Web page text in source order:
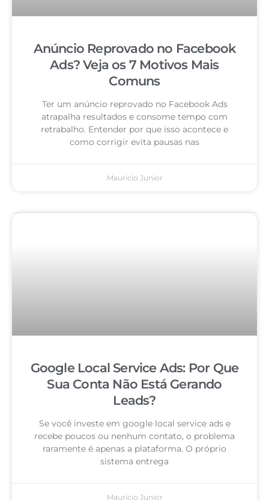
Anúncio Reprovado no Facebook
Ads? Veja os 7 Motivos Mais
Comuns
Ter um anúncio reprovado no Facebook Ads
atrapalha resultados e consome tempo com
retrabalho. Entender por que isso acontece e
como corrigir evita pausas nas
Mauricio Junior
Google Local Service Ads: Por Que
Sua Conta Não Está Gerando
Leads?
Se você investe em google local service ads e
recebe poucos ou nenhum contato, o problema
raramente é apenas a plataforma. O próprio
sistema entrega
Mauricio Junior